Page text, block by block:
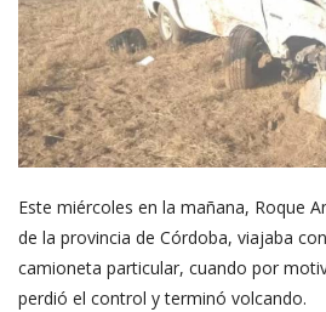
Este miércoles en la mañana, Roque
de la provincia de Córdoba, viajaba
camioneta particular, cuando por
perdió el control y terminó volcando.